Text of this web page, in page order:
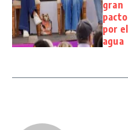
gran
pacto
por el
agua